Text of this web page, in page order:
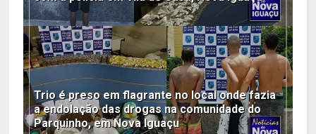
Trio é preso em flagrante no local onde fazia
a endolação das drogas na comunidade do
Parquinho, em Nova Iguaçu